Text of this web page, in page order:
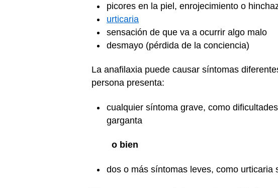
picores en la piel, enrojecimiento o
urticaria
sensación de que va a ocurrir algo malo
desmayo (pérdida de la conciencia)
La anafilaxia puede causar síntomas
persona presenta:
cualquier síntoma grave, como
garganta
o bien
dos o más síntomas leves, como